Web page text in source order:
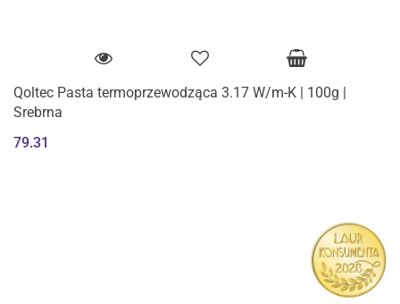
Qoltec Pasta termoprzewodząca 3.17 W/m-K | 100g |
Srebrna
79.31